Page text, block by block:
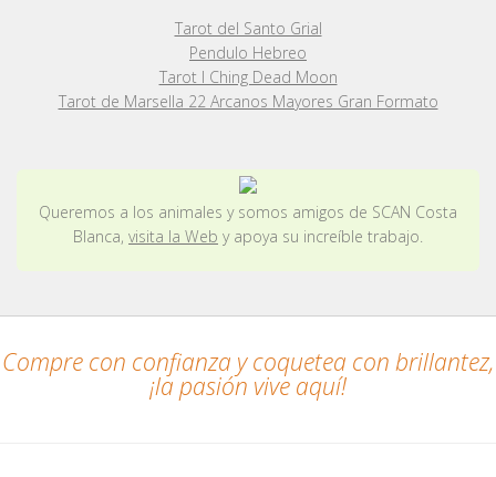
Tarot del Santo Grial
Pendulo Hebreo
Tarot I Ching Dead Moon
Tarot de Marsella 22 Arcanos Mayores Gran Formato
Queremos a los animales y somos amigos de SCAN Costa
Blanca, visita la Web y apoya su increíble trabajo.
Compre con confianza y coquetea con brillantez,
¡la pasión vive aquí!